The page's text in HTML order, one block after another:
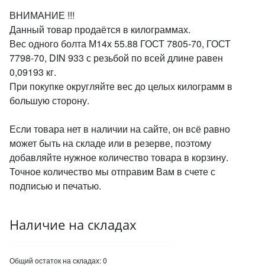
ВНИМАНИЕ !!!
Данный товар продаётся в килограммах.
Вес одного болта М14х 55.88 ГОСТ 7805-70, ГОСТ
7798-70, DIN 933 с резьбой по всей длине равен
0,09193 кг.
При покупке округляйте вес до целых килограмм в
большую сторону.
Если товара нет в наличии на сайте, он всё равно
может быть на складе или в резерве, поэтому
добавляйте нужное количество товара в корзину.
Точное количество мы отправим Вам в счете с
подписью и печатью.
Наличие на складах
Общий остаток на складах:0